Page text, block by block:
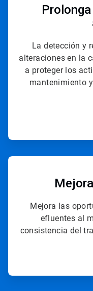
Prolonga
La detección y
alteraciones en la
a proteger los
mantenimiento
Mejora las
efluentes al
consistencia del